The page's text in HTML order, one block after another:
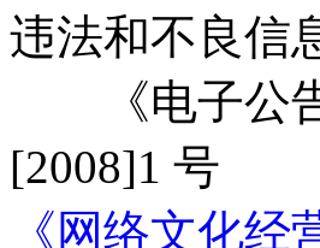
违法和不良信
《电子公告
[2008]1 号
《网络文化